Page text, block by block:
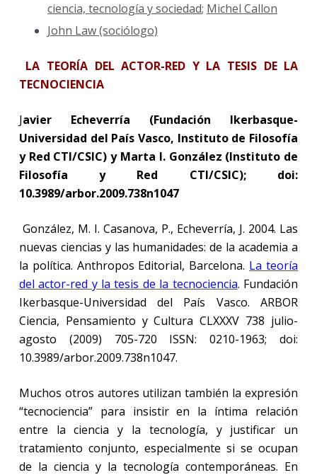
ciencia, tecnología y sociedad; Michel Callon
John Law (sociólogo)
LA TEORÍA DEL ACTOR-RED Y LA TESIS DE LA
TECNOCIENCIA
Javier Echeverría (Fundación Ikerbasque-
Universidad del País Vasco, Instituto de Filosofía
y Red CTI/CSIC) y Marta I. González (Instituto de
Filosofía y Red CTI/CSIC); doi:
10.3989/arbor.2009.738n1047
González, M. I. Casanova, P., Echeverría, J. 2004. Las
nuevas ciencias y las humanidades: de la academia a
la política. Anthropos Editorial, Barcelona. La teoría
del actor-red y la tesis de la tecnociencia. Fundación
Ikerbasque-Universidad del País Vasco. ARBOR
Ciencia, Pensamiento y Cultura CLXXXV 738 julio-
agosto (2009) 705-720 ISSN: 0210-1963; doi:
10.3989/arbor.2009.738n1047.
Muchos otros autores utilizan también la expresión
“tecnociencia” para insistir en la íntima relación
entre la ciencia y la tecnología, y justificar un
tratamiento conjunto, especialmente si se ocupan
de la ciencia y la tecnología contemporáneas. En